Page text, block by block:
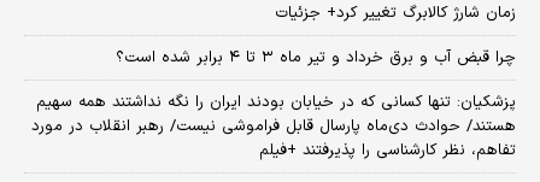
زمان شارژ کالابرگ تغییر کرد+ جزئیات
چرا قبض آب و برق خرداد و تیر ماه ۳ تا ۴ برابر شده است؟
پزشکیان: تنها کسانی که در خیابان بودند ایران را نگه نداشتند همه سهیم
هستند/ حوادث دی‌ماه پارسال قابل فراموشی نیست/ رهبر انقلاب در مورد
تفاهم، نظر کارشناسی را پذیرفتند +فیلم